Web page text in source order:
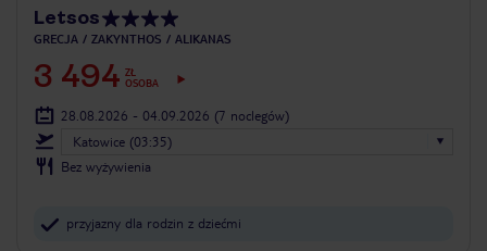
Letsos
GRECJA ZAKYNTHOS ALIKANAS
3 494 ZŁ
OSOBA
28.08.2026 - 04.09.2026 (7 noclegów)
Katowice (03:35)
Bez wyżywienia
przyjazny dla rodzin z dziećmi